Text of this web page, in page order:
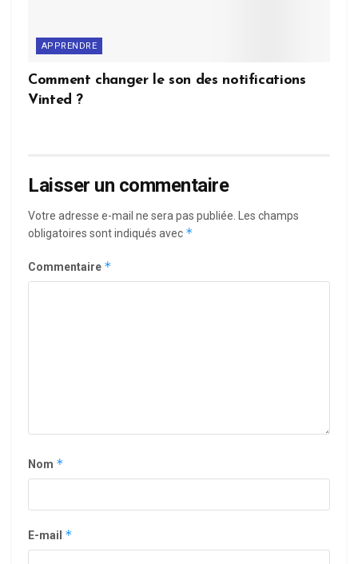
APPRENDRE
Comment changer le son des notifications
Vinted ?
Laisser un commentaire
Votre adresse e-mail ne sera pas publiée. Les champs
obligatoires sont indiqués avec *
Commentaire *
Nom *
E-mail *